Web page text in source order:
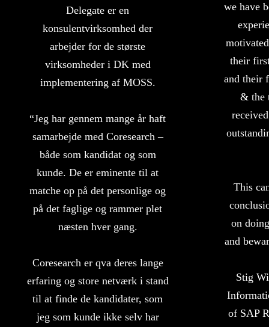
Delegate er en
konsulentvirksomhed der
arbejder for de største
virksomheder i DK med
implementering af MOSS.
“Jeg har gennem mange år haft
samarbejde med Coresearch –
både som kandidat og som
kunde. De er eminente til at
matche op på det personlige og
på det faglige og rammer plet
næsten hver gang.
Coresearch er qva deres lange
erfaring og store netværk i stand
til at finde de kandidater, som
jeg som kunde ikke selv har
we have
their
and their
& the
This
on
and
Stig
of SAP